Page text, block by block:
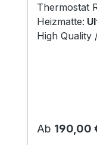
Thermostat
Heizmatte:
High Quality
Regulärer
Ab 190,00